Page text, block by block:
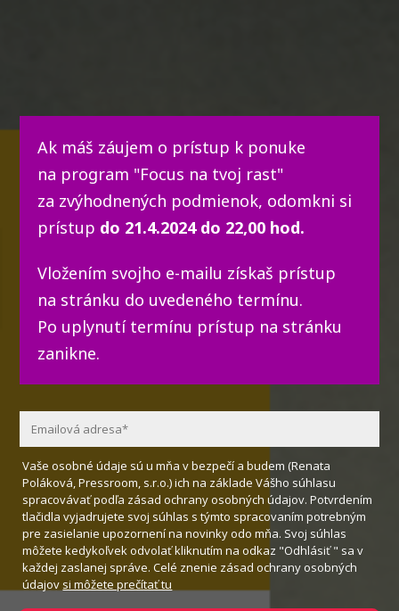
Ak máš záujem o prístup k ponuke
na program "Focus na tvoj rast"
za zvýhodnených podmienok, odomkni si
prístup do 21.4.2024 do 22,00 hod.
Vložením svojho e-mailu získaš prístup
na stránku do uvedeného termínu.
Po uplynutí termínu prístup na stránku
zanikne.
Vaše osobné údaje sú u mňa v bezpečí a budem (Renata
Poláková, Pressroom, s.r.o.) ich na základe Vášho súhlasu
spracovávať podľa zásad ochrany osobných údajov. Potvrdením
tlačidla vyjadrujete svoj súhlas s týmto spracovaním potrebným
pre zasielanie upozornení na novinky odo mňa. Svoj súhlas
môžete kedykoľvek odvolať kliknutím na odkaz "Odhlásiť " sa v
každej zaslanej správe. Celé znenie zásad ochrany osobných
údajov si môžete prečítať tu